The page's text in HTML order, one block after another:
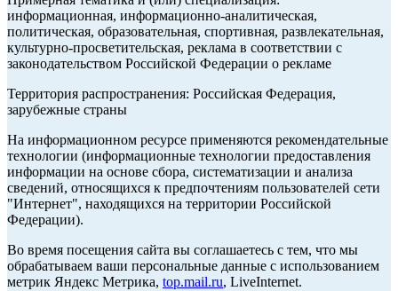
информационная, информационно-аналитическая,
политическая, образовательная, спортивная, развлекательная,
культурно-просветительская, реклама в соответствии с
законодательством Российской Федерации о рекламе
Территория распространения: Российская Федерация,
зарубежные страны
На информационном ресурсе применяются рекомендательные
технологии (информационные технологии предоставления
информации на основе сбора, систематизации и анализа
сведений, относящихся к предпочтениям пользователей сети
"Интернет", находящихся на территории Российской
Федерации).
Во время посещения сайта вы соглашаетесь с тем, что мы
обрабатываем ваши персональные данные с использованием
метрик Яндекс Метрика, top.mail.ru, LiveInternet.